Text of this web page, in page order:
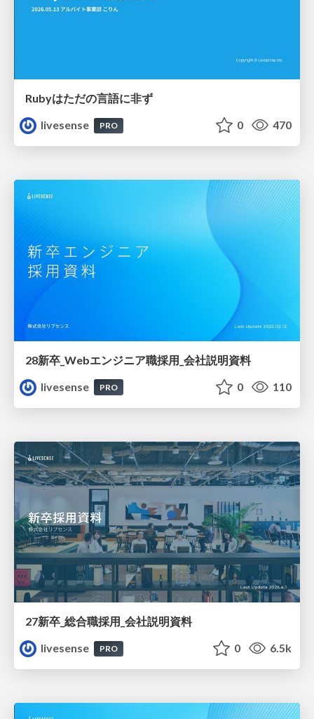
Rubyはただの⾔語に⾮ず
livesense
PRO 0 470
28新卒_Webエンジニア職採用_会社説明資料
livesense
PRO 0 110
27新卒_総合職採用_会社説明資料
livesense
PRO 0 6.5k